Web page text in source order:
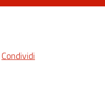
Condividi